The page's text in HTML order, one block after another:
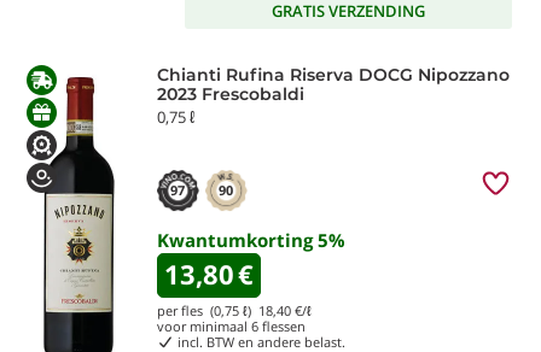
GRATIS VERZENDING
Chianti Rufina Riserva DOCG Nipozzano
2023 Frescobaldi
0,75 ℓ
97 90
Kwantumkorting5%
13,80€
per fles (0,75 ℓ) 18,40 €/ℓ
voor minimaal 6 flessen
incl. BTW en andere belast.